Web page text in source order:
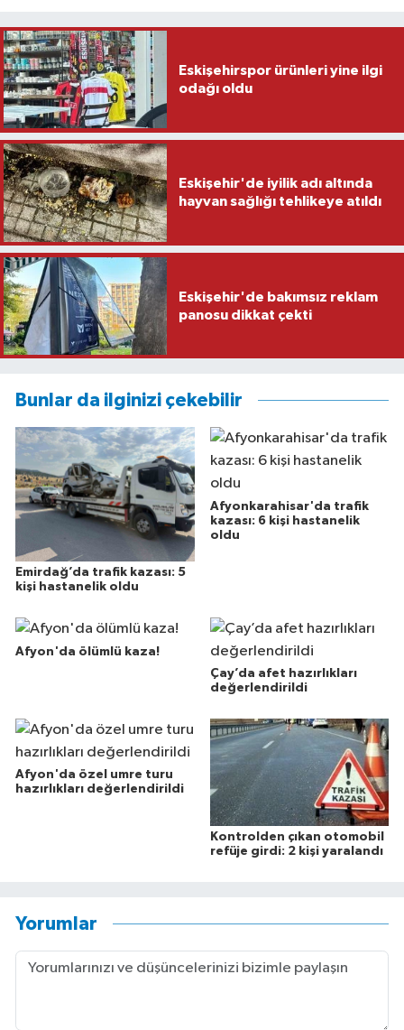
Eskişehirspor ürünleri yine ilgi
odağı oldu
Eskişehir'de iyilik adı altında
hayvan sağlığı tehlikeye atıldı
Eskişehir'de bakımsız reklam
panosu dikkat çekti
Bunlar da ilginizi çekebilir
Emirdağ’da trafik kazası: 5
kişi hastanelik oldu
Afyonkarahisar'da trafik
kazası: 6 kişi hastanelik
oldu
Afyon'da ölümlü kaza!
Çay’da afet hazırlıkları
değerlendirildi
Afyon'da özel umre turu
hazırlıkları değerlendirildi
Kontrolden çıkan otomobil
refüje girdi: 2 kişi yaralandı
Yorumlar